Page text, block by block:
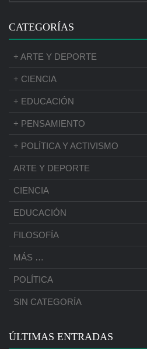
CATEGORÍAS
+ ARTE Y DEPORTE
+ CIENCIA
+ EDUCACIÓN
+ PENSAMIENTO
+ POLÍTICA Y ACTIVISMO
ARTE Y DEPORTE
CIENCIA
EDUCACIÓN
FILOSOFÍA
MÁS …
POLÍTICA
SIN CATEGORÍA
ÚLTIMAS ENTRADAS